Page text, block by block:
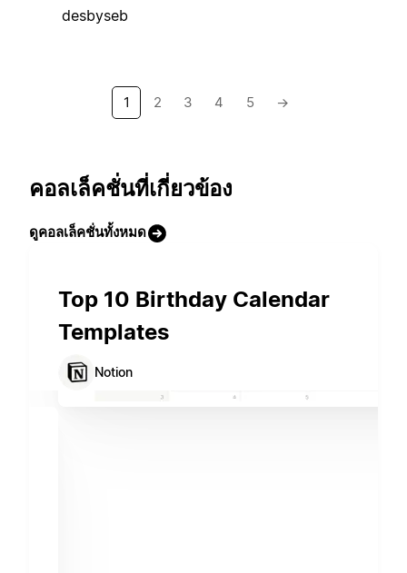
desbyseb
1 2 3 4 5 →
คอลเล็คชั่นที่เกี่ยวข้อง
ดูคอลเล็คชั่นทั้งหมด
Top 10 Birthday Calendar
Templates
Notion